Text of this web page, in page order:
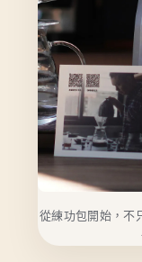
從練功包開始，不